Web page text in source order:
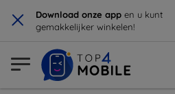
× Download onze app en u kunt
gemakkelijker winkelen!